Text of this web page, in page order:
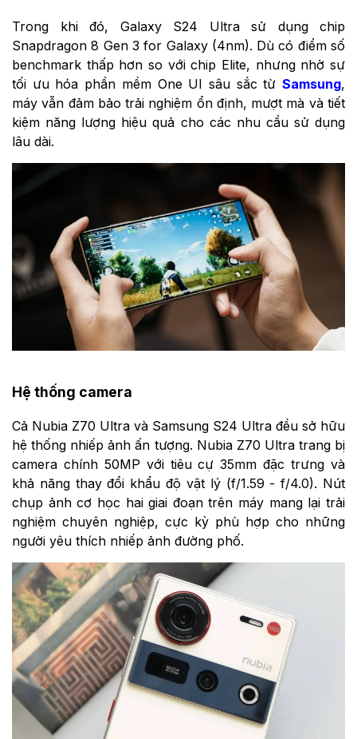
Trong khi đó, Galaxy S24 Ultra sử dụng chip
Snapdragon 8 Gen 3 for Galaxy (4nm). Dù có điểm số
benchmark thấp hơn so với chip Elite, nhưng nhờ sự
tối ưu hóa phần mềm One UI sâu sắc từ Samsung,
máy vẫn đảm bảo trải nghiệm ổn định, mượt mà và tiết
kiệm năng lượng hiệu quả cho các nhu cầu sử dụng
lâu dài.
Hệ thống camera
Cả Nubia Z70 Ultra và Samsung S24 Ultra đều sở hữu
hệ thống nhiếp ảnh ấn tượng. Nubia Z70 Ultra trang bị
camera chính 50MP với tiêu cự 35mm đặc trưng và
khả năng thay đổi khẩu độ vật lý (f/1.59 - f/4.0). Nút
chụp ảnh cơ học hai giai đoạn trên máy mang lại trải
nghiệm chuyên nghiệp, cực kỳ phù hợp cho những
người yêu thích nhiếp ảnh đường phố.